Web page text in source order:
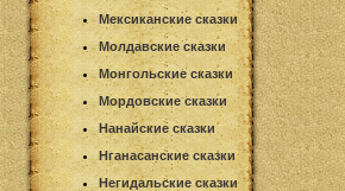
Мексиканские сказки
Молдавские сказки
Монгольские сказки
Мордовские сказки
Нанайские сказки
Нганасанские сказки
Негидальские сказки